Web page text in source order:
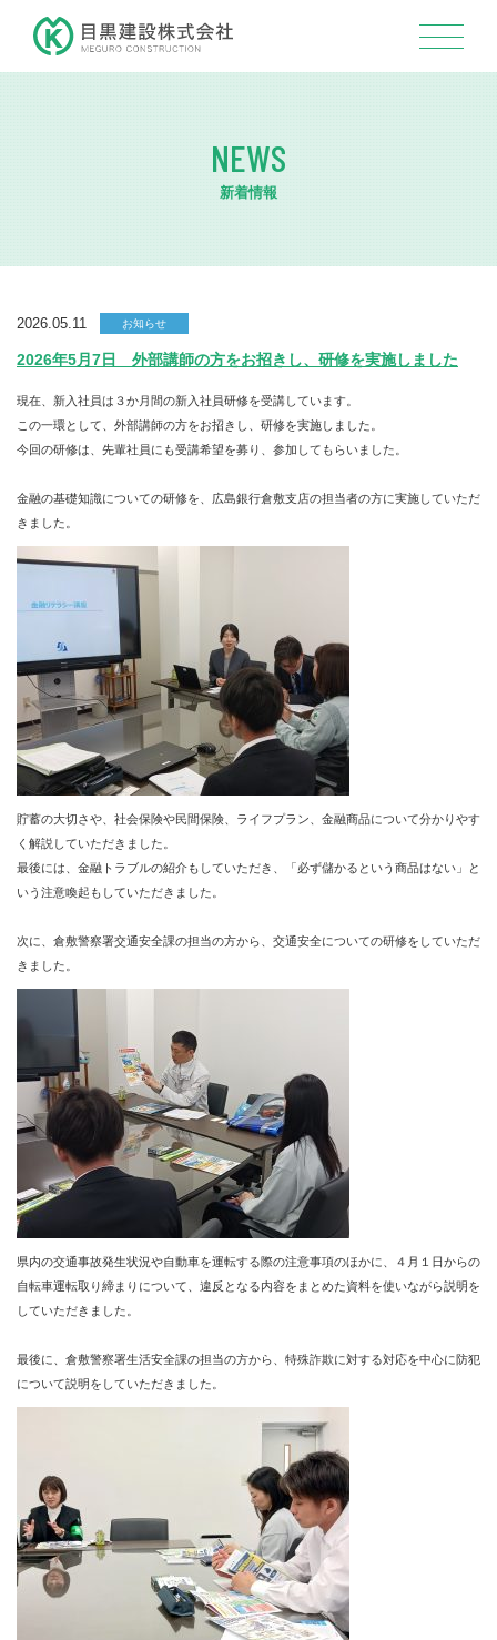
NEWS
新着情報
2026.05.11 お知らせ
2026年5月7日 外部講師の方をお招きし、研修を実施しました
現在、新入社員は３か月間の新入社員研修を受講しています。
この一環として、外部講師の方をお招きし、研修を実施しました。
今回の研修は、先輩社員にも受講希望を募り、参加してもらいました。
金融の基礎知識についての研修を、広島銀行倉敷支店の担当者の方に実施していただ
きました。
貯蓄の大切さや、社会保険や民間保険、ライフプラン、金融商品について分かりやす
く解説していただきました。
最後には、金融トラブルの紹介もしていただき、「必ず儲かるという商品はない」と
いう注意喚起もしていただきました。
次に、倉敷警察署交通安全課の担当の方から、交通安全についての研修をしていただ
きました。
県内の交通事故発生状況や自動車を運転する際の注意事項のほかに、４月１日からの
自転車運転取り締まりについて、違反となる内容をまとめた資料を使いながら説明を
していただきました。
最後に、倉敷警察署生活安全課の担当の方から、特殊詐欺に対する対応を中心に防犯
について説明をしていただきました。